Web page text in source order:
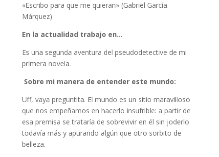
«Escribo para que me quieran» (Gabriel García
Márquez)
En la actualidad trabajo en…
Es una segunda aventura del pseudodetective de mi
primera novela.
Sobre mi manera de entender este mundo:
Uff, vaya preguntita. El mundo es un sitio maravilloso
que nos empeñamos en hacerlo insufrible: a partir de
esa premisa se trataría de sobrevivir en él sin joderlo
todavía más y apurando algún que otro sorbito de
belleza.